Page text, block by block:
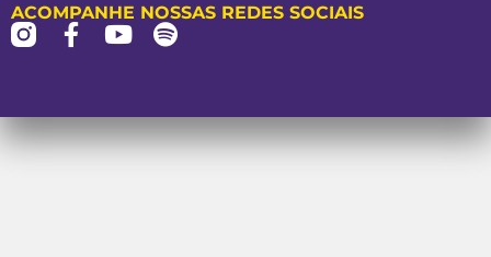
ACOMPANHE NOSSAS REDES SOCIAIS